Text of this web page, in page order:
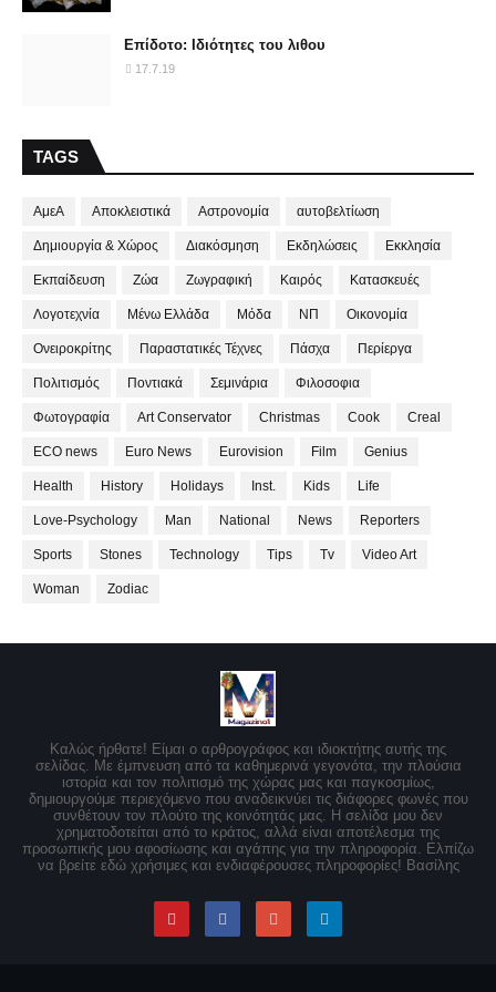
Επίδοτο: Ιδιότητες του λιθου
17.7.19
TAGS
ΑμεΑ Αποκλειστικά Αστρονομία αυτοβελτίωση
Δημιουργία & Χώρος Διακόσμηση Εκδηλώσεις Εκκλησία
Εκπαίδευση Ζώα Ζωγραφική Καιρός Κατασκευές
Λογοτεχνία Μένω Ελλάδα Μόδα ΝΠ Οικονομία
Ονειροκρίτης Παραστατικές Τέχνες Πάσχα Περίεργα
Πολιτισμός Ποντιακά Σεμινάρια Φιλοσοφια
Φωτογραφία Art Conservator Christmas Cook Creal
ECO news Euro News Eurovision Film Genius
Health History Holidays Inst. Kids Life
Love-Psychology Man National News Reporters
Sports Stones Technology Tips Tv Video Art
Woman Zodiac
Καλώς ήρθατε! Είμαι ο αρθρογράφος και ιδιοκτήτης αυτής της
σελίδας. Με έμπνευση από τα καθημερινά γεγονότα, την πλούσια
ιστορία και τον πολιτισμό της χώρας μας και παγκοσμίως,
δημιουργούμε περιεχόμενο που αναδεικνύει τις διάφορες φωνές που
συνθέτουν τον πλούτο της κοινότητάς μας. Η σελίδα μου δεν
χρηματοδοτείται από το κράτος, αλλά είναι αποτέλεσμα της
προσωπικής μου αφοσίωσης και αγάπης για την πληροφορία. Ελπίζω
να βρείτε εδώ χρήσιμες και ενδιαφέρουσες πληροφορίες! Βασίλης